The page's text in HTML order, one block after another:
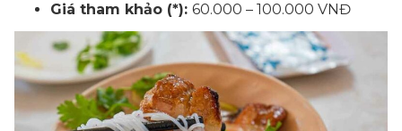
Giá tham khảo (*): 60.000 – 100.000 VNĐ